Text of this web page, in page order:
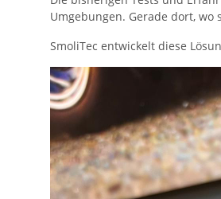
Umgebungen. Gerade dort,
SmoliTec entwickelt diese